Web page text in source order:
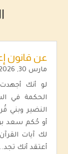
عن قانون
مارس 30, 2026
لو أنك
الحكمة في
النضير وبني
أو حُكم سعد
لك آيات
أعتقد أنك